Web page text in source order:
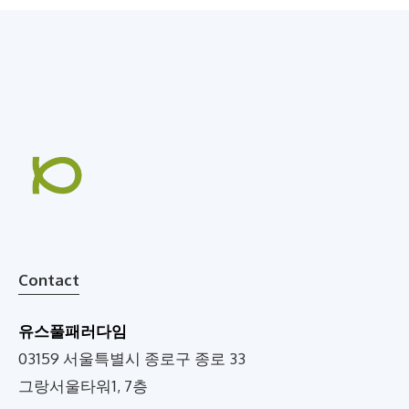
Contact
유스풀패러다임
03159 서울특별시 종로구 종로 33
그랑서울타워1, 7층